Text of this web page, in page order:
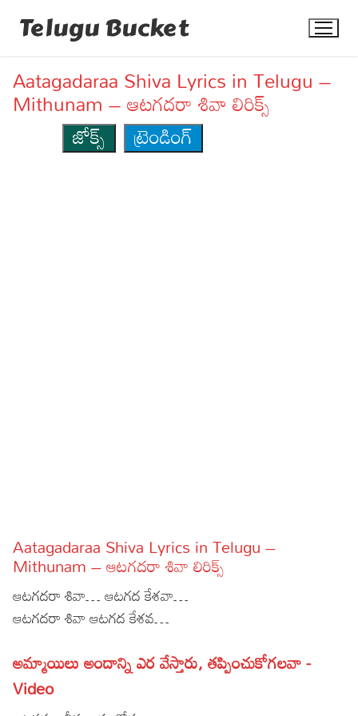
Telugu Bucket
Articles
Facts
Devotional
Christianity
Hinduism
Hindi
Lyrics in Hindi – Devotional Songs
Tamil
Aatagadaraa Shiva Lyrics in Telugu –
Mithunam – ఆటగదరా శివా లిరిక్స్
జోక్స్
ట్రెండింగ్
Aatagadaraa Shiva Lyrics in Telugu –
Mithunam – ఆటగదరా శివా లిరిక్స్
ఆటగదరా శివా… ఆటగద కేశవా…
ఆటగదరా శివా ఆటగద కేశవ…
అమ్మాయిలు అందాన్ని ఎర వేస్తారు, తప్పించుకోగలవా -
Video